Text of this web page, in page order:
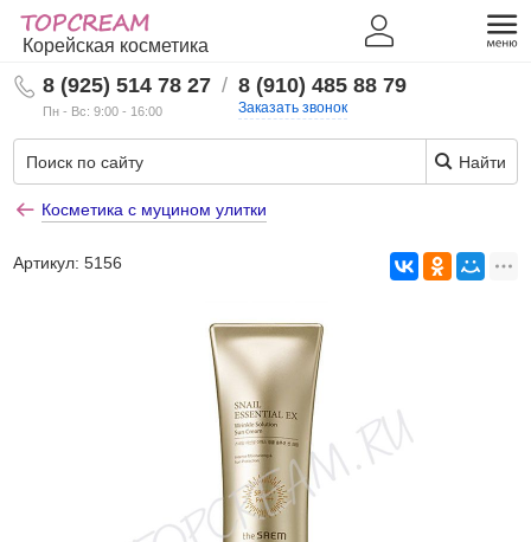
Корейская косметика
8 (925) 514 78 27
Пн - Вс: 9:00 - 16:00
/ 8 (910) 485 88 79
Заказать звонок
Найти
Косметика с муцином улитки
Артикул:5156